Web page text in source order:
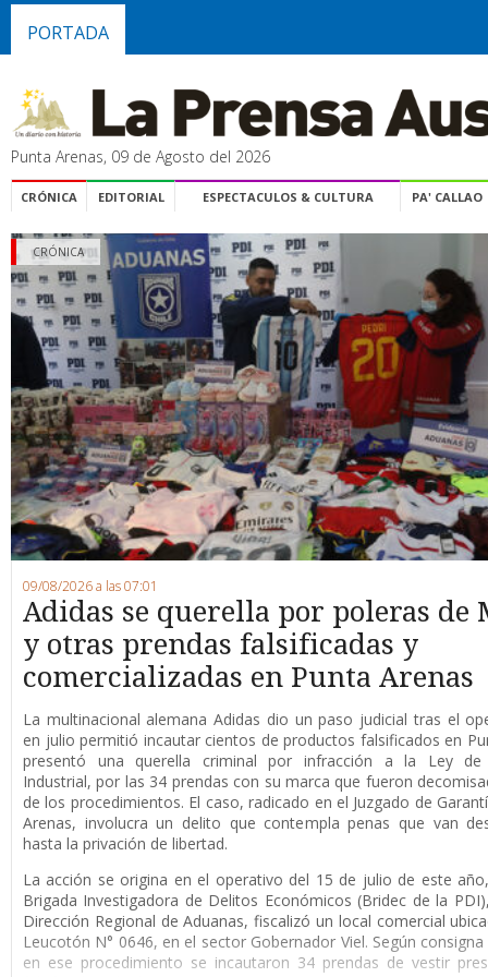
PORTADA
Punta Arenas, 09 de Agosto del 2026
CRÓNICA EDITORIAL ESPECTACULOS & CULTURA PA' CALLAO
CRÓNICA
09/08/2026 a las 07:01
Adidas se querella por poleras de
y otras prendas falsificadas y
comercializadas en Punta Arenas
La multinacional alemana Adidas dio un paso judicial tras el
en julio permitió incautar cientos de productos falsificados en
presentó una querella criminal por infracción a la Ley de
Industrial, por las 34 prendas con su marca que fueron
de los procedimientos. El caso, radicado en el Juzgado de
Arenas, involucra un delito que contempla penas que van
hasta la privación de libertad.
La acción se origina en el operativo del 15 de julio de este
Brigada Investigadora de Delitos Económicos (Bridec de la
Dirección Regional de Aduanas, fiscalizó un local comercial
Leucotón N° 0646, en el sector Gobernador Viel. Según
en ese procedimiento se incautaron 34 prendas de vestir